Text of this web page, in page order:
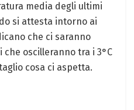
media degli ultimi
si attesta intorno ai
che ci saranno
oscilleranno tra i 3°C
cosa ci aspetta.